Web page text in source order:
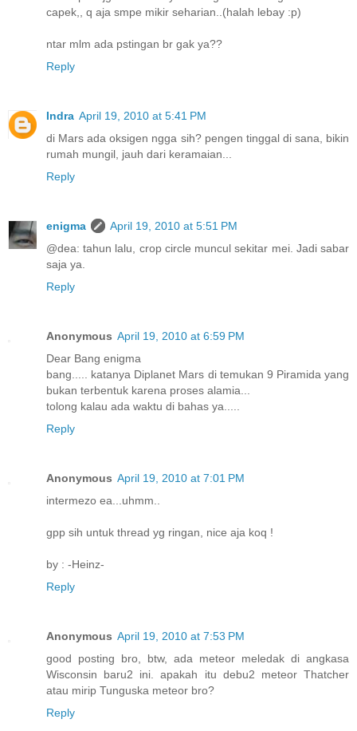
capek,, q aja smpe mikir seharian..(halah lebay :p)
ntar mlm ada pstingan br gak ya??
Reply
Indra April 19, 2010 at 5:41 PM
di Mars ada oksigen ngga sih? pengen tinggal di sana, bikin
rumah mungil, jauh dari keramaian...
Reply
enigma
April 19, 2010 at 5:51 PM
@dea: tahun lalu, crop circle muncul sekitar mei. Jadi sabar
saja ya.
Reply
Anonymous April 19, 2010 at 6:59 PM
Dear Bang enigma
bang..... katanya Diplanet Mars di temukan 9 Piramida yang
bukan terbentuk karena proses alamia...
tolong kalau ada waktu di bahas ya.....
Reply
Anonymous April 19, 2010 at 7:01 PM
intermezo ea...uhmm..
gpp sih untuk thread yg ringan, nice aja koq !
by : -Heinz-
Reply
Anonymous April 19, 2010 at 7:53 PM
good posting bro, btw, ada meteor meledak di angkasa
Wisconsin baru2 ini. apakah itu debu2 meteor Thatcher
atau mirip Tunguska meteor bro?
Reply